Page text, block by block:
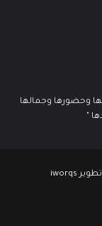
وحضورها وجمالها
"